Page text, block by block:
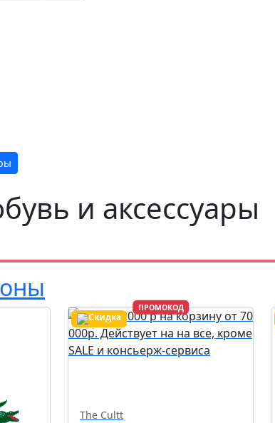
и аксессуары
ПРОМОКОД
The Cultt